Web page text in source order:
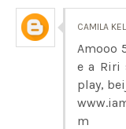
CAMILA
Amooo
e a Riri
play,
m